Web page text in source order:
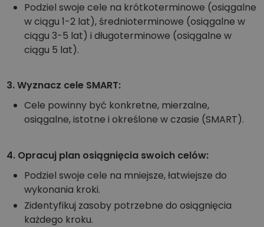
Podziel swoje cele na krótkoterminowe (osiągalne
w ciągu 1-2 lat), średnioterminowe (osiągalne w
ciągu 3-5 lat) i długoterminowe (osiągalne w
ciągu 5 lat).
3. Wyznacz cele SMART:
Cele powinny być konkretne, mierzalne,
osiągalne, istotne i określone w czasie (SMART).
4. Opracuj plan osiągnięcia swoich celów:
Podziel swoje cele na mniejsze, łatwiejsze do
wykonania kroki.
Zidentyfikuj zasoby potrzebne do osiągnięcia
każdego kroku.